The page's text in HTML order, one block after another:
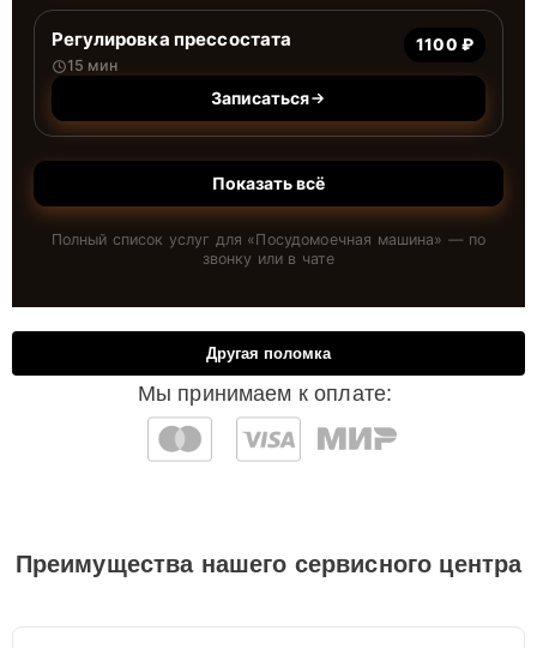
Регулировка прессостата
15 мин
1100 ₽
Записаться
Показать всё
Полный список услуг для «Посудомоечная машина» — по
звонку или в чате
Мы принимаем к оплате:
Другая поломка
Преимущества нашего сервисного центра